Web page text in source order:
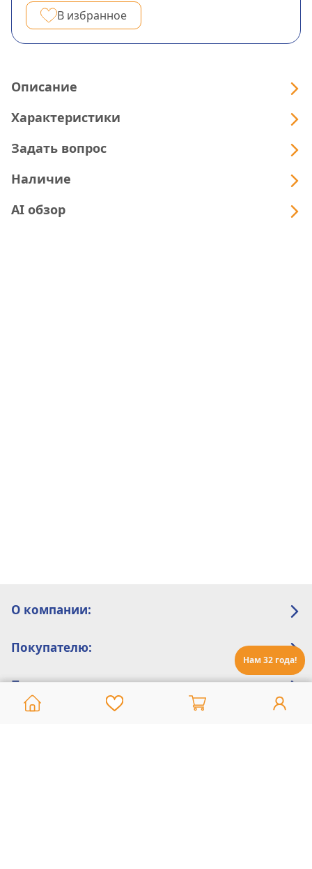
Нам 32 года!
В избранное
Описание
Характеристики
Задать вопрос
Наличие
AI обзор
О компании:
Покупателю:
Помощь: